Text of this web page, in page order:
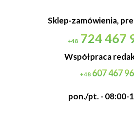
Sklep-zamówienia,
+48 724 467
Współpraca
+48607 467
pon./pt. - 08:00-